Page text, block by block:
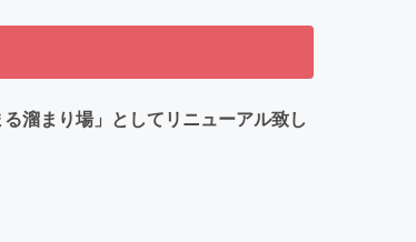
溜まり場」としてリニューアル致し